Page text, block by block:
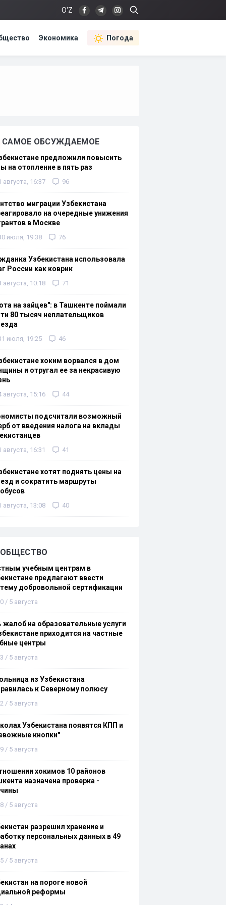
O‘Z
Экономика Погода
САМОЕ ОБСУЖДАЕМОЕ
предложили повысить
на отопление в пять раз
августа, 16:37 96
миграции Узбекистана
на очередные унижения
в Москве
июля, 19:38 76
Узбекистана использовала
России как коврик
августа, 10:18 71
на зайцев": в Ташкенте поймали
80 тысяч неплательщиков
июля, 19:25 46
хоким ворвался в дом
и отругал ее за некрасивую
августа, 15:16 44
подсчитали возможный
от введения налога на вклады
августа, 16:31 41
хотят поднять цены на
и сократить маршруты
августа, 13:08 40
ОБЩЕСТВО
учебным центрам в
предлагают ввести
добровольной сертификации
/ 5 августа
жалоб на образовательные услуги
приходится на частные
центры
/ 5 августа
из Узбекистана
к Северному полюсу
/ 5 августа
Узбекистана появятся КПП и
кнопки"
/ 5 августа
хокимов 10 районов
назначена проверка -
/ 5 августа
разрешил хранение и
персональных данных в 49
/ 5 августа
на пороге новой
реформы